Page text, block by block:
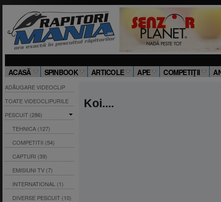
ACASĂ SPINBOOK ARTICOLE APE COMPETIŢII
ADĂUGARE VIDEOCLIP
TOATE VIDEOCLIPURILE
PESCUIT (286)
TEHNICA (127)
COMPETITII (54)
CAPTURI (39)
EMISIUNI TV (7)
INTERNATIONAL (1)
DIVERSE PESCUIT (10)
Koi....